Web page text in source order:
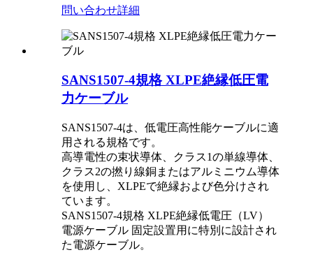
問い合わせ詳細
SANS1507-4規格 XLPE絶縁低圧電
力ケーブル
SANS1507-4は、低電圧高性能ケーブルに適
用される規格です。
高導電性の束状導体、クラス1の単線導体、
クラス2の撚り線銅またはアルミニウム導体
を使用し、XLPEで絶縁および色分けされ
ています。
SANS1507-4規格 XLPE絶縁低電圧（LV）
電源ケーブル 固定設置用に特別に設計され
た電源ケーブル。